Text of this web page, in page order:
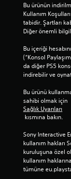
Bu ürünün
Kullanım
tabidir. Şartları
Diğer önemli
Bu içeriği
(“Konsol
da diğer PS5
indirebilir ve
Bu ürünü
sahibi olmak için
Sağlık Uyarıları
kısmına bakın.
Sony Interactive
kullanım hakları
kuruluşuna özel
kullanım
tümüne